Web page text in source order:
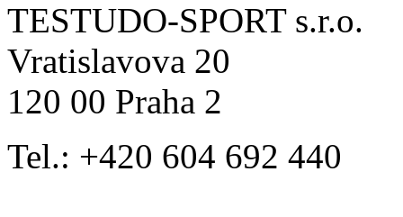
TESTUDO-SPORT s.r.o.
Vratislavova 20
120 00 Praha 2
Tel.: +420 604 692 440